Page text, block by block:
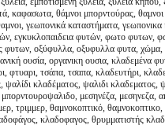
καφασωτα, θάμνοι μπορντούρας,
γεωπονικά καταστήματα,
εγκυκλοπαιδεια φυτών, φωτο φυτων,
φυτων, οξύφυλλα, οξυφυλλα φυτα,
ουσία, οργανικη ουσια, κλαδεμένα
φτυαρι, τσάπα, τσαπα, κλαδευτήρι,
ψαλίδι κλαδέματος, ψαλιδι κλαδεματος,
μεσηνέζα, μεσηνεζα,
τριμμερ, θαμνοκοπτικό,
κλαδοφαγος, θρυμματιστής